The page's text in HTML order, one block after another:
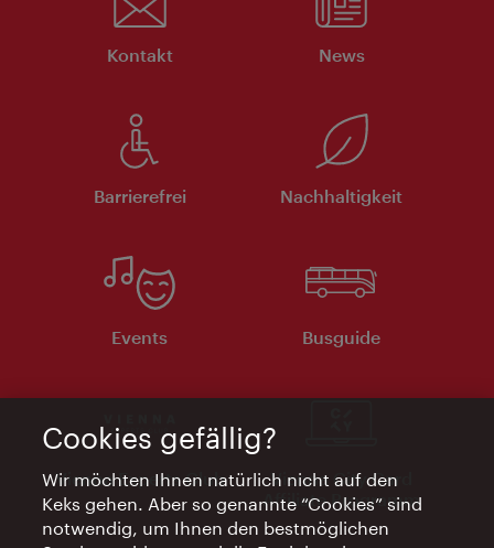
Kontakt News
Barrierefrei Nachhaltigkeit
Events Busguide
Vienna Experts Club
Vienna City Card
Affiliate Programm
Cookies gefällig?
Wir möchten Ihnen natürlich nicht auf den
Keks gehen. Aber so genannte “Cookies” sind
notwendig, um Ihnen den bestmöglichen